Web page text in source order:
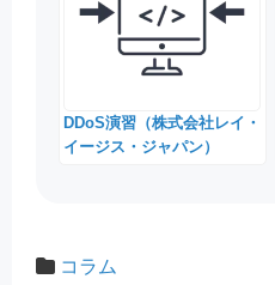
DDoS演習（株式会社レイ・
イージス・ジャパン）
コラム